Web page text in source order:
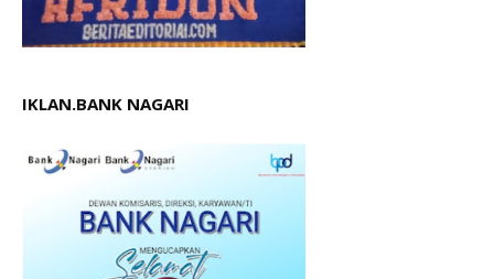
IKLAN.BANK NAGARI